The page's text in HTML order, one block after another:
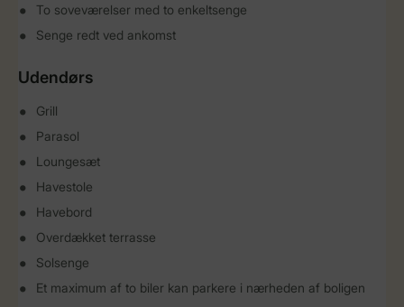
To soveværelser med to enkeltsenge
Senge redt ved ankomst
Udendørs
Grill
Parasol
Loungesæt
Havestole
Havebord
Overdækket terrasse
Solsenge
Et maximum af to biler kan parkere i nærheden af boligen